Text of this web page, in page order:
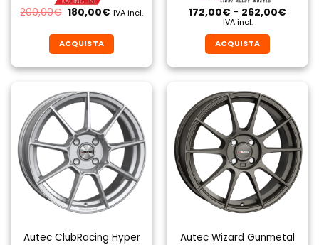
200,00€ Il
prezzo
era:
200,00€.
180,00€Il
è:
180,00€.
IVA incl.
ACQUISTA
prodotto
ha
più
varianti.
Le
opzioni
possono
essere
scelte
nella
del
172,00€ - 262,00€Fascia
IVA incl.
ACQUISTA
prodotto
ha
più
varianti.
Le
opzioni
possono
essere
scelte
nella
del
Autec ClubRacing Hyper
Autec Wizard Gunmetal